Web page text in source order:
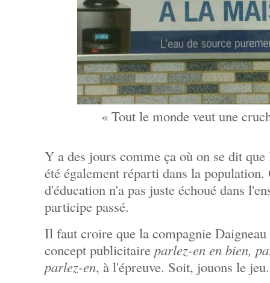
« Tout le monde veut une
Y a des jours comme ça où on se dit que
été également réparti dans la population.
d'éducation n'a pas juste échoué dans
participe passé.
Il faut croire que la compagnie
concept publicitaire parlez-en en bien,
parlez-en, à l'épreuve. Soit, jouons le jeu.